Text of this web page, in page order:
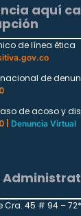
aquí
de línea ética
de
de acoso y
|
Denuncia Virtual
Cra. 45 # 94 –